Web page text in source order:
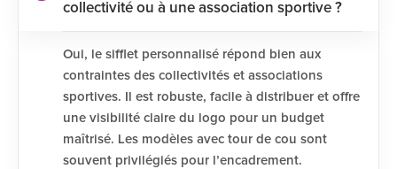
collectivité ou à une association sportive ?
Oui, le sifflet personnalisé répond bien aux
contraintes des collectivités et associations
sportives. Il est robuste, facile à distribuer et offre
une visibilité claire du logo pour un budget
maîtrisé. Les modèles avec tour de cou sont
souvent privilégiés pour l’encadrement.